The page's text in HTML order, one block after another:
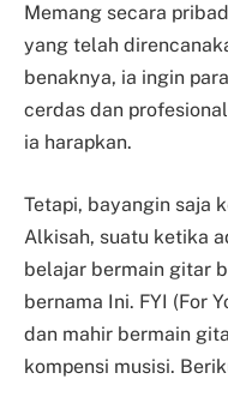
Memang secara
yang telah
benaknya, ia ingin
cerdas dan
ia harapkan.
Tetapi, bayangin saja
Alkisah, suatu ketika
belajar bermain gitar
bernama Ini. FYI (For
dan mahir bermain
kompensi musisi.